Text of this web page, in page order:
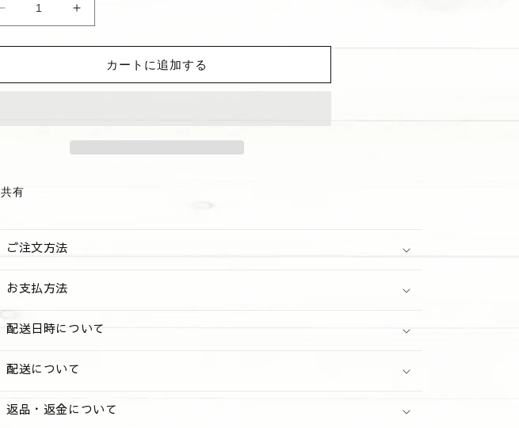
&quot;COCONUT&quot;
量
減
ア
カートに追加する
共有
ご注文方法
お支払方法
配送日時について
配送について
返品・返金について